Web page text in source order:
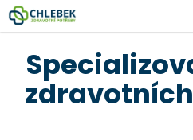
Přejít
na
obsah
K
o
C
o